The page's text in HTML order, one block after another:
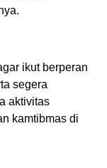
ikut berperan
segera
aktivitas
kamtibmas di